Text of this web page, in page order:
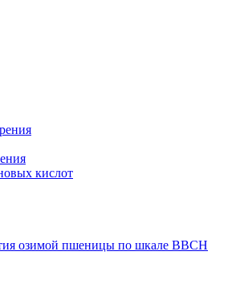
кислот
озимой пшеницы по шкале ВВСН